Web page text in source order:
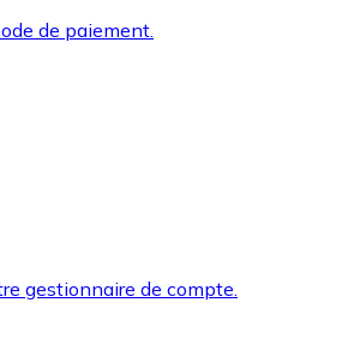
de paiement.
gestionnaire de compte.